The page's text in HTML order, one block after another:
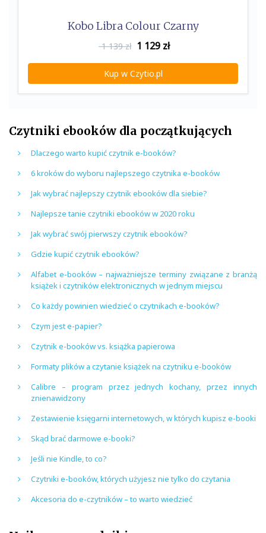
Kobo Libra Colour Czarny
1 139 zł 1 129zł
Kup w Czytio.pl
Czytniki ebooków dla początkujących
Dlaczego warto kupić czytnik e-booków?
6 kroków do wyboru najlepszego czytnika e-booków
Jak wybrać najlepszy czytnik ebooków dla siebie?
Najlepsze tanie czytniki ebooków w 2020 roku
Jak wybrać swój pierwszy czytnik ebooków?
Gdzie kupić czytnik ebooków?
Alfabet e-booków – najważniejsze terminy związane z branżą
książek i czytników elektronicznych w jednym miejscu
Co każdy powinien wiedzieć o czytnikach e-booków?
Czym jest e-papier?
Czytnik e-booków vs. książka papierowa
Formaty plików a czytanie książek na czytniku e-booków
Calibre – program przez jednych kochany, przez innych
znienawidzony
Zestawienie księgarni internetowych, w których kupisz e-booki
Skąd brać darmowe e-booki?
Jeśli nie Kindle, to co?
Czytniki e-booków, których użyjesz nie tylko do czytania
Akcesoria do e-czytników – to warto wiedzieć